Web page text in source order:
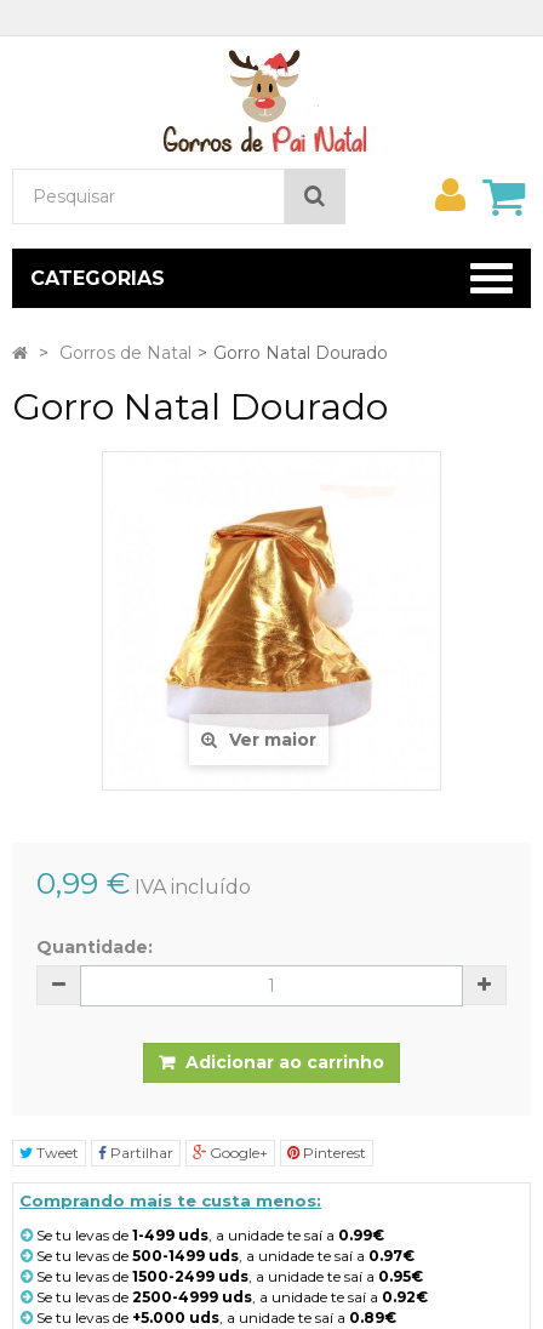
Minha
conta
CATEGORIAS
> Gorros de Natal > Gorro Natal Dourado
Gorro Natal Dourado
Ver maior
0,99 € IVA incluído
Quantidade:
Adicionar ao carrinho
Tweet Partilhar Google+ Pinterest
Comprando mais te custa menos:
Se tu levas de 1-499 uds, a unidade te saí a 0.99€
Se tu levas de 500-1499 uds, a unidade te saí a 0.97€
Se tu levas de 1500-2499 uds, a unidade te saí a 0.95€
Se tu levas de 2500-4999 uds, a unidade te saí a 0.92€
Se tu levas de +5.000 uds, a unidade te saí a 0.89€